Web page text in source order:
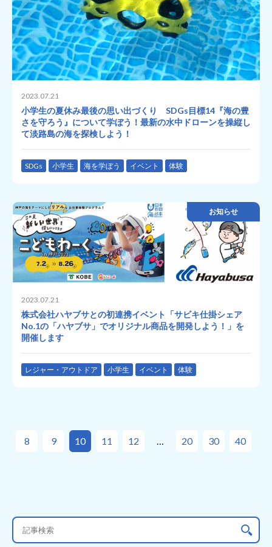
2023.07.21
小学生の夏休み最後の思い出づくり SDGs目標14『海の豊
さを守ろう』について学ぼう！最新の水中ドローンを操縦し
て淡路島の海を探検しよう！
SDGs 小学生 海を学ぼう イベント 体験
お知らせ
2023.07.21
株式会社ハヤブサとの初連携イベント「サビキ仕掛シェア
No.1の「ハヤブサ」でオリジナル商品を開発しよう！」を
開催します
レジャー・アウトドア 小学生 イベント 体験
8 9 10 11 12 20 30 40